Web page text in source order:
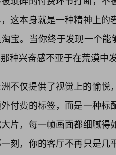
这本身就是一种精神上
宝。当你终于发现一个
种兴奋感不亚于在荒漠中
不仅提供了视觉上的愉
付费的标签，而是一种
片，每一帧画面都细腻
刻，你的客厅不再只是